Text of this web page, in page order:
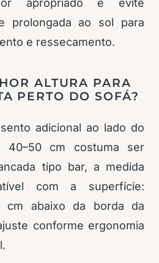
apropriado e evite
prolongada ao sol para
e ressecamento.
ALTURA PARA
PERTO DO SOFÁ?
adicional ao lado do
40–50 cm costuma ser
tipo bar, a medida
com a superfície:
cm abaixo da borda da
conforme ergonomia